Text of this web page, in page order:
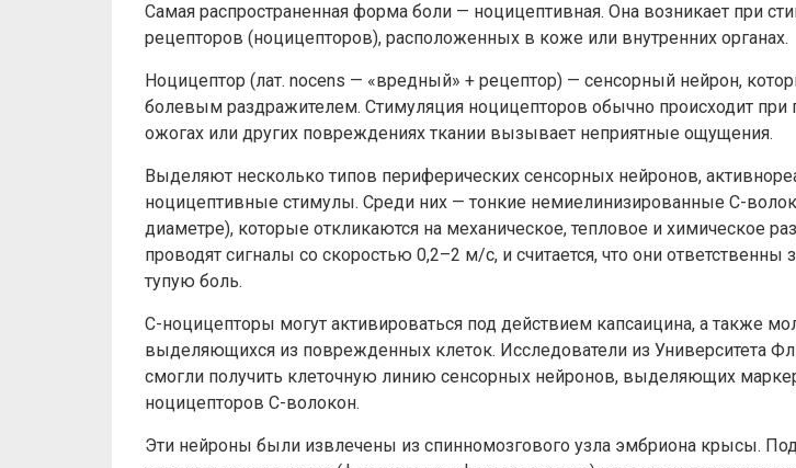
Самая распространенная форма боли — ноцицептивная. Она возникает при
рецепторов (ноцицепторов), расположенных в коже или внутренних органах.
Ноцицептор (лат. nocens — «вредный» + рецептор) — сенсорный нейрон,
болевым раздражителем. Стимуляция ноцицепторов обычно происходит при
ожогах или других повреждениях ткании вызывает неприятные ощущения.
Выделяют несколько типов периферических сенсорных нейронов,
ноцицептивные стимулы. Среди них — тонкие немиелинизированные С-
диаметре), которые откликаются на механическое, тепловое и химическое
проводят сигналы со скоростью 0,2–2 м/с, и считается, что они ответственны
тупую боль.
С-ноцицепторы могут активироваться под действием капсаицина, а также
выделяющихся из поврежденных клеток. Исследователи из Университета
смогли получить клеточную линию сенсорных нейронов, выделяющих
ноцицепторов С-волокон.
Эти нейроны были извлечены из спинномозгового узла эмбриона крысы.